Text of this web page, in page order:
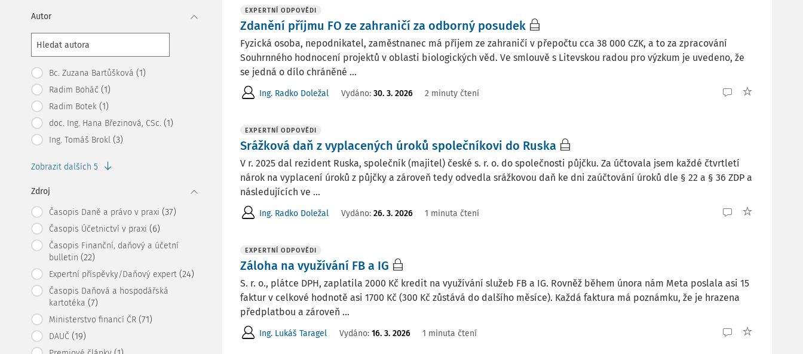
Autor
Bc. Zuzana Bartůšková (1)
Radim Boháč (1)
Radim Botek (1)
doc. Ing. Hana Březinová, CSc. (1)
Ing. Tomáš Brokl (3)
Zobrazit dalších 5
Zdroj
Časopis Daně a právo v praxi (37)
Časopis Účetnictví v praxi (6)
Časopis Finanční, daňový a účetní
bulletin (22)
Expertní příspěvky/Daňový expert (24)
Časopis Daňová a hospodářská
kartotéka (7)
Ministerstvo financí ČR (71)
DAUČ (19)
EXPERTNÍ ODPOVĚDI
Zdanění příjmu FO ze zahraničí za odborný posudek
Fyzická osoba, nepodnikatel, zaměstnanec má příjem ze zahraničí v přepočtu cca 38 000 CZK, a to za zpracování
Souhrnného hodnocení projektů v oblasti biologických věd. Ve smlouvě s Litevskou radou pro výzkum je uvedeno, že
se jedná o dílo chráněné ...
Ing. Radko Doležal Vydáno: 30. 3. 2026 2 minuty čtení
EXPERTNÍ ODPOVĚDI
Srážková daň z vyplacených úroků společníkovi do Ruska
V r. 2025 dal rezident Ruska, společník (majitel) české s. r. o. do společnosti půjčku. Za účtovala jsem každé čtvrtletí
nárok na vyplacení úroků z půjčky a zároveň tedy odvedla srážkovou daň ke dni zaúčtování úroků dle § 22 a § 36 ZDP a
následujících ve ...
Ing. Radko Doležal Vydáno: 26. 3. 2026 1 minuta čtení
EXPERTNÍ ODPOVĚDI
Záloha na využívání FB a IG
S. r. o., plátce DPH, zaplatila 2000 Kč kredit na využívání služeb FB a IG. Rovněž během února nám Meta poslala asi 15
faktur v celkové hodnotě asi 1700 Kč (300 Kč zůstává do dalšího měsíce). Každá faktura má poznámku, že je hrazena
předplatbou a zároveň ...
Ing. Lukáš Taragel Vydáno: 16. 3. 2026 1 minuta čtení